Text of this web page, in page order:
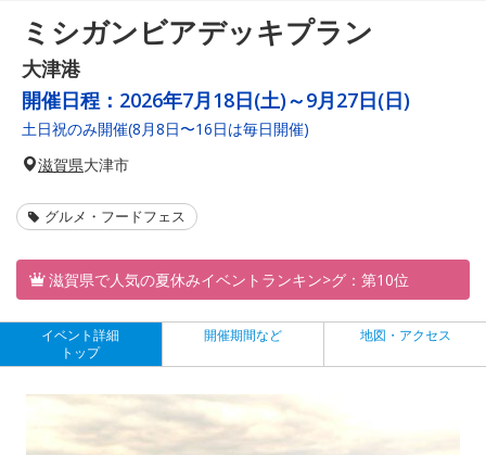
ミシガンビアデッキプラン
大津港
開催日程： 2026年7月18日(土)～9月27日(日)
土日祝のみ開催(8月8日〜16日は毎日開催)
滋賀県大津市
グルメ・フードフェス
滋賀県で人気の夏休みイベントランキン>グ：第10位
イベント詳細
トップ
開催期間など 地図・アクセス